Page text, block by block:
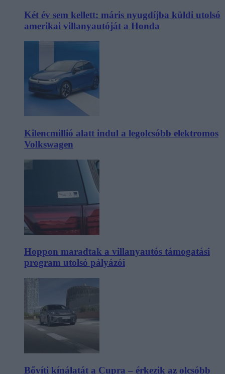
Két év sem kellett: máris nyugdíjba küldi utolsó
amerikai villanyautóját a Honda
Kilencmillió alatt indul a legolcsóbb elektromos
Volkswagen
Hoppon maradtak a villanyautós támogatási
program utolsó pályázói
Bővíti kínálatát a Cupra – érkezik az olcsóbb